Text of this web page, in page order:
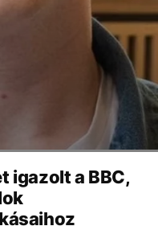
igazolt a BBC,